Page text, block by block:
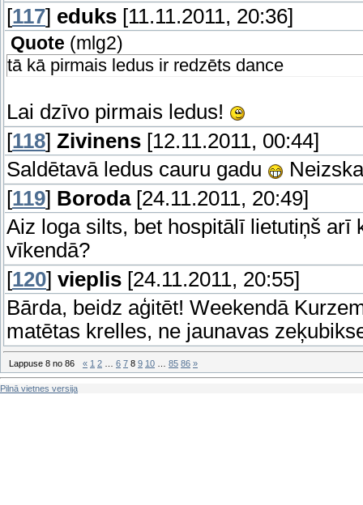
[117] eduks [11.11.2011, 20:36]
Quote (mlg2)
tā kā pirmais ledus ir redzēts dance
Lai dzīvo pirmais ledus!
[118] Zivinens [12.11.2011, 00:44]
Saldētavā ledus cauru gadu
[119] Boroda[24.11.2011, 20:49]
Aiz loga silts, bet hospitālī lietutiņš arī
vīkendā?
[120] vieplis [24.11.2011, 20:55]
Bārda, beidz aģitēt! Weekendā
matētas krelles, ne jaunavas
Lappuse 8 no 86 « 1 2 6 7 8 9 10 85 86 »
Pilnā vietnes versija